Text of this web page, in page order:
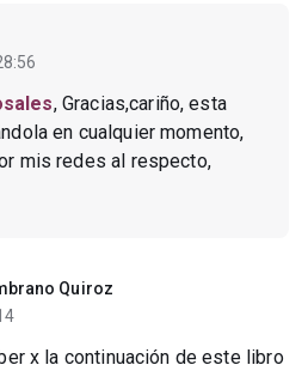
, Gracias,cariño, esta
en cualquier momento,
mis redes al respecto,
Quiroz
x la continuación de este libro